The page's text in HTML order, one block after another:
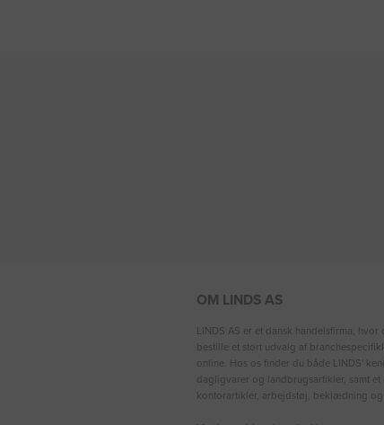
OM LINDS AS
LINDS AS er et dansk handelsfirma, hvor
bestille et stort udvalg af
online. Hos os finder du både LINDS′
dagligvarer og landbrugsartikler, samt
kontorartikler, arbejdstøj, beklædning